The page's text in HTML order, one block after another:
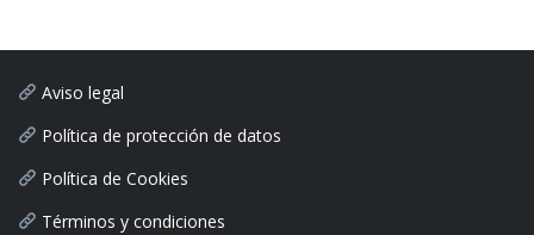
Aviso legal
Política de protección de datos
Política de Cookies
Términos y condiciones